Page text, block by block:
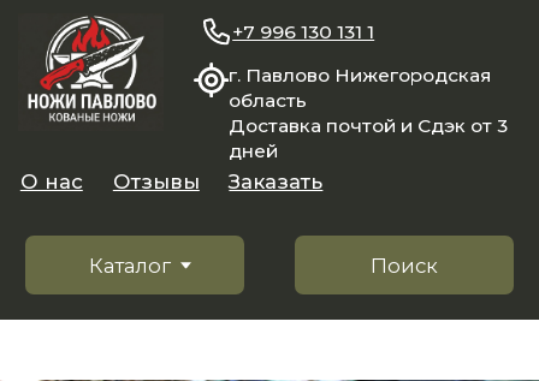
область
Доставка почтой и Сдэк от 3
Поиск
Каталог
Заказать
+7 996 130 131 1